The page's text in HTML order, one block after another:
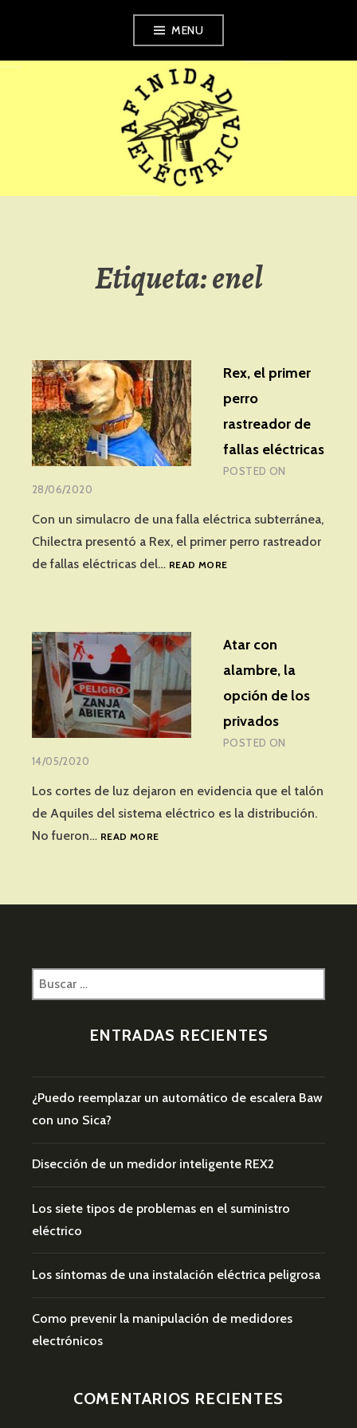
content
MENU
AFINIDAD
ELÉCTRICA
Etiqueta:enel
Rex, el primer
perro
rastreador de
fallas eléctricas
POSTED ON
28/06/2020
Con un simulacro de una falla eléctrica subterránea,
Chilectra presentó a Rex, el primer perro rastreador
de fallas eléctricas del… READ MOREREX,
DE
ELÉCTRICAS
Atar con
alambre, la
opción de los
privados
POSTED ON
14/05/2020
Los cortes de luz dejaron en evidencia que el talón
de Aquiles del sistema eléctrico es la distribución.
No fueron… READ MOREATAR
Buscar:
ENTRADAS RECIENTES
¿Puedo reemplazar un automático de escalera Baw
con uno Sica?
Disección de un medidor inteligente REX2
Los siete tipos de problemas en el suministro
eléctrico
Los síntomas de una instalación eléctrica peligrosa
Como prevenir la manipulación de medidores
electrónicos
COMENTARIOS RECIENTES